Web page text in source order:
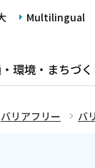
Multilingual
環境・まちづく
バリアフリー バ